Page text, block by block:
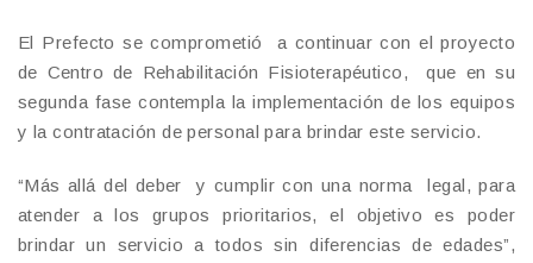
El Prefecto se comprometió a continuar con el proyecto
de Centro de Rehabilitación Fisioterapéutico, que en su
segunda fase contempla la implementación de los equipos
y la contratación de personal para brindar este servicio.
“Más allá del deber y cumplir con una norma legal, para
atender a los grupos prioritarios, el objetivo es poder
brindar un servicio a todos sin diferencias de edades”,